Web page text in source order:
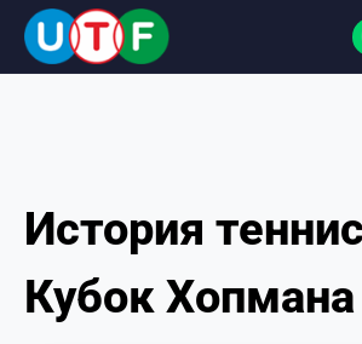
ГЛАВНАЯ
ФТУ
История
Кубок Хопмана